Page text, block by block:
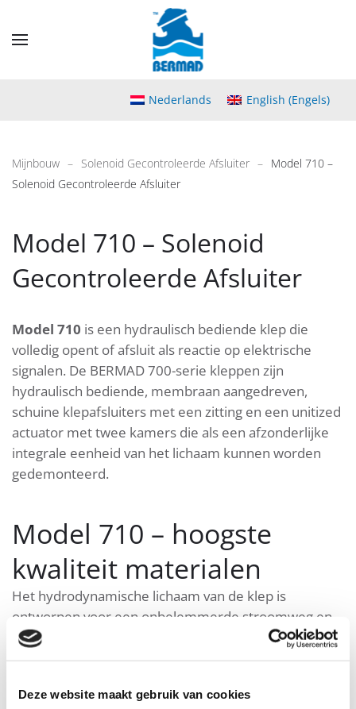
Deze website maakt gebruik van cookies
Nederlands English (Engels)
Mijnbouw Solenoid Gecontroleerde Afsluiter
Model 710 –
Solenoid Gecontroleerde Afsluiter
Model 710 – Solenoid
Gecontroleerde Afsluiter
Model 710 is een hydraulisch bediende klep die
volledig opent of afsluit als reactie op elektrische
signalen. De BERMAD 700-serie kleppen zijn
hydraulisch bediende, membraan aangedreven,
schuine klepafsluiters met een zitting en een unitized
actuator met twee kamers die als een afzonderlijke
integrale eenheid van het lichaam kunnen worden
gedemonteerd.
Model 710 – hoogste
kwaliteit materialen
Het hydrodynamische lichaam van de klep is
ontworpen voor een onbelemmerde stroomweg en
biedt hoge stroommogelijkheden. Ze zijn gemaakt
van materialen van de hoogste kwaliteit, geschikt voor